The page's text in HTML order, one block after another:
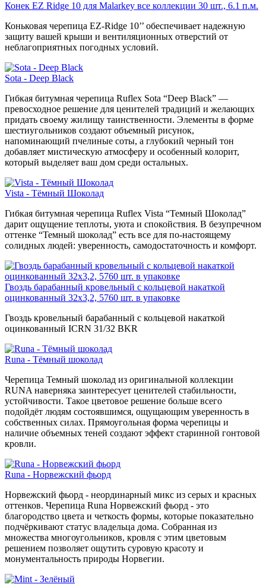
Конек EZ Ridge 10 для Malarkey все коллекции 30 шт., 6.1 п.м.
Коньковая черепица EZ-Ridge 10’’ обеспечивает надежную
защиту вашей крыши и вентиляционных отверстий от
неблагоприятных погодных условий.
Sota - Deep Black
Гибкая битумная черепица Ruflex Sota “Deep Black” —
превосходное решение для ценителей традиций и желающих
придать своему жилищу таинственности. Элементы в форме
шестиугольников создают объемный рисунок,
напоминающий пчелиные соты, а глубокий черный тон
добавляет мистическую атмосферу и особенный колорит,
который выделяет ваш дом среди остальных.
Vista - Тёмный Шоколад
Гибкая битумная черепица Ruflex Vista “Темный Шоколад”
дарит ощущение теплоты, уюта и спокойствия. В безупречном
оттенке “Темный шоколад” есть все для по-настоящему
солидных людей: уверенность, самодостаточность и комфорт.
Гвоздь барабанный кровельный с кольцевой накаткой
оцинкованный 32х3,2, 5760 шт. в упаковке
Гвоздь кровельный барабанный с кольцевой накаткой
оцинкованный ICRN 31/32 BKR
Runa - Тёмный шоколад
Черепица Темный шоколад из оригинальной коллекции
RUNA наверняка заинтересует ценителей стабильности,
устойчивости. Такое цветовое решение больше всего
подойдёт людям состоявшимся, ощущающим уверенность в
собственных силах. Прямоугольная форма черепицы и
наличие объемных теней создают эффект старинной гонтовой
кровли.
Runa - Норвежский фьорд
Норвежский фьорд - неординарный микс из серых и красных
оттенков. Черепица Runa Норвежский фьорд - это
благородство цвета и четкость формы, которые показательно
подчёркивают статус владельца дома. Собранная из
множества многоугольников, кровля с этим цветовым
решением позволяет ощутить суровую красоту и
монументальность природы Норвегии.